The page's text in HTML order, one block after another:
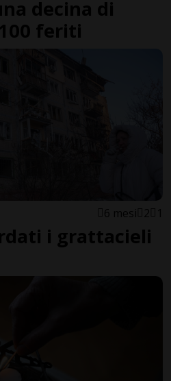
decina di
feriti
6 mesi 2 1
i grattacieli